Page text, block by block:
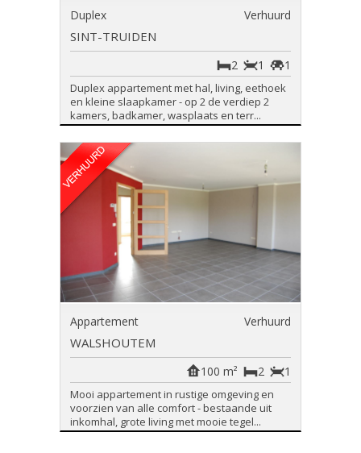
Duplex Verhuurd
SINT-TRUIDEN
1
1
2
Duplex appartement met hal, living, eethoek
en kleine slaapkamer - op 2 de verdiep 2
kamers, badkamer, wasplaats en terr...
Appartement Verhuurd
WALSHOUTEM
1
2
100 m²
Mooi appartement in rustige omgeving en
voorzien van alle comfort - bestaande uit
inkomhal, grote living met mooie tegel...